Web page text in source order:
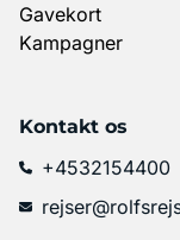
Gavekort
Kampagner
Kontakt os
+4532154400